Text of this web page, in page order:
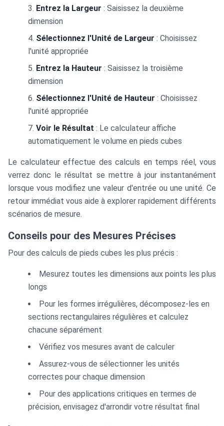
Entrez la Largeur : Saisissez la deuxième
dimension
Sélectionnez l'Unité de Largeur : Choisissez
l'unité appropriée
Entrez la Hauteur : Saisissez la troisième
dimension
Sélectionnez l'Unité de Hauteur : Choisissez
l'unité appropriée
Voir le Résultat : Le calculateur affiche
automatiquement le volume en pieds cubes
Le calculateur effectue des calculs en temps réel, vous
verrez donc le résultat se mettre à jour instantanément
lorsque vous modifiez une valeur d'entrée ou une unité. Ce
retour immédiat vous aide à explorer rapidement différents
scénarios de mesure.
Conseils pour des Mesures Précises
Pour des calculs de pieds cubes les plus précis :
Mesurez toutes les dimensions aux points les plus
longs
Pour les formes irrégulières, décomposez-les en
sections rectangulaires régulières et calculez
chacune séparément
Vérifiez vos mesures avant de calculer
Assurez-vous de sélectionner les unités
correctes pour chaque dimension
Pour des applications critiques en termes de
précision, envisagez d'arrondir votre résultat final